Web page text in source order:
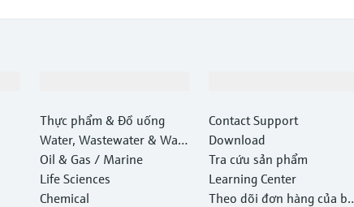
Thực phẩm & Đồ uống
Water, Wastewater & Wast
e
Oil & Gas / Marine
Life Sciences
Chemical
Contact Support
Download
Tra cứu sản phẩm
Learning Center
Theo dõi đơn hàng của bạ